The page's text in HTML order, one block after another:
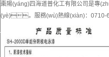
棗陽(yáng)四海道普化工有限公司是專
(yè)。服務(wù)熱線(xiàn)：0710-